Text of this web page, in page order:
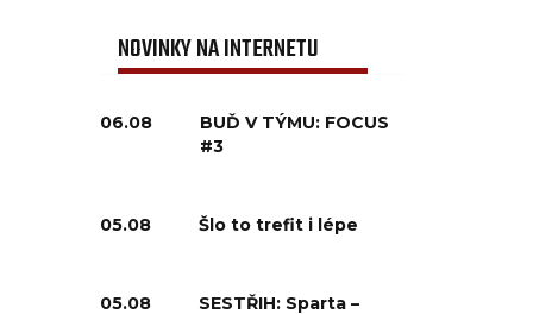
NOVINKY NA INTERNETU
06.08
BUĎ V TÝMU: FOCUS
#3
05.08 Šlo to trefit i lépe
05.08
SESTŘIH: Sparta –